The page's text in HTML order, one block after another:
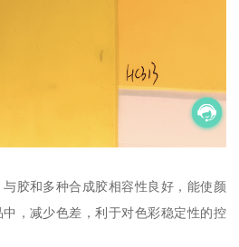
胶和多种合成胶相容性良好，能使颜
，减少色差，利于对色彩稳定性的控